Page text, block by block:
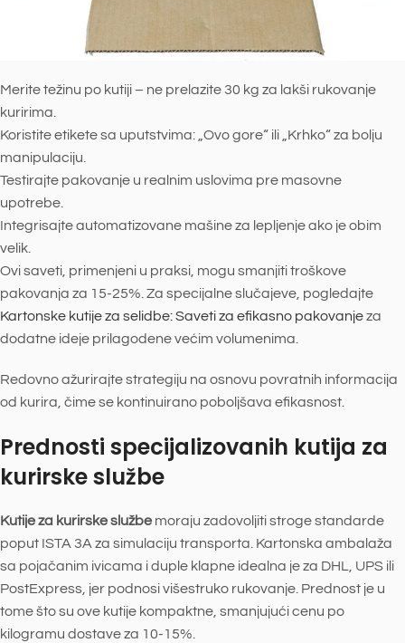
Merite težinu po kutiji – ne prelazite 30 kg za lakši rukovanje
kuririma.
Koristite etikete sa uputstvima: „Ovo gore“ ili „Krhko“ za bolju
manipulaciju.
Testirajte pakovanje u realnim uslovima pre masovne
upotrebe.
Integrisajte automatizovane mašine za lepljenje ako je obim
velik.
Ovi saveti, primenjeni u praksi, mogu smanjiti troškove
pakovanja za 15-25%. Za specijalne slučajeve, pogledajte
Kartonske kutije za selidbe: Saveti za efikasno pakovanjeza
dodatne ideje prilagodene većim volumenima.
Redovno ažurirajte strategiju na osnovu povratnih informacija
od kurira, čime se kontinuirano poboljšava efikasnost.
Prednosti specijalizovanih kutija za
kurirske službe
Kutije za kurirske službe moraju zadovoljiti stroge standarde
poput ISTA 3A za simulaciju transporta. Kartonska ambalaža
sa pojačanim ivicama i duple klapne idealna je za DHL, UPS ili
PostExpress, jer podnosi višestruko rukovanje. Prednost je u
tome što su ove kutije kompaktne, smanjujući cenu po
kilogramu dostave za 10-15%.